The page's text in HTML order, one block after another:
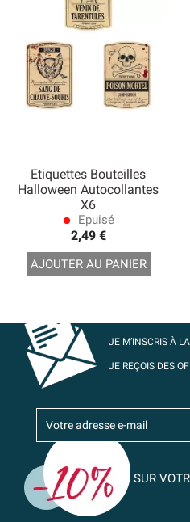
Etiquettes Bouteilles
Halloween Autocollantes
X6
lens Epuisé
2,49 €
AJOUTER AU PANIER
JE M’INSCRIS À
JE REÇOIS DES
SUR